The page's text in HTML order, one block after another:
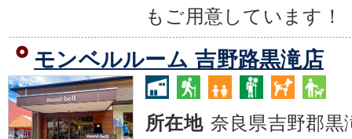
もご用意しています
モンベルルーム 吉野路黒滝店
所在地 奈良県吉野郡黒